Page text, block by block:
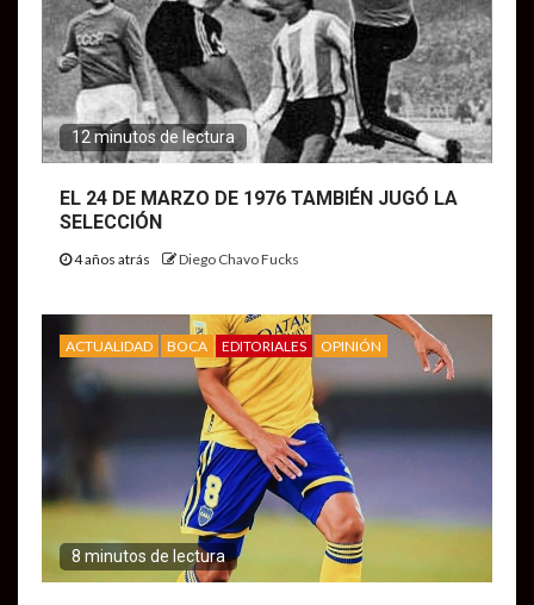
12 minutos de lectura
EL 24 DE MARZO DE 1976 TAMBIÉN JUGÓ LA
SELECCIÓN
4 años atrás Diego Chavo Fucks
ACTUALIDAD BOCA EDITORIALES OPINIÓN
8 minutos de lectura